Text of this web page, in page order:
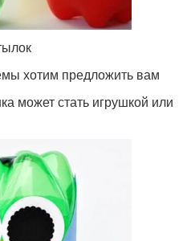
хотим предложить вам
может стать игрушкой или